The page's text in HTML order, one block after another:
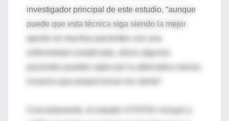
investigador principal de este estudio, “aunque
puede que esta técnica siga siendo la mejor
opción en muchos pacientes con una
enfermedad complicada, ahora algunos